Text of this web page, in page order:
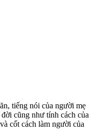
tiếng nói của người mẹ
cũng như tính cách của
cốt cách làm người của